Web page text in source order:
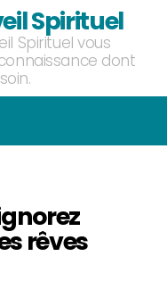
Spirituel
Spirituel vous
dont
rêves